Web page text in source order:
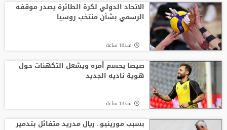
الاتحاد الدولي لكرة الطائرة يصدر موقفه
الرسمي بشأن منتخب روسيا
منذ10 ساعة
صيصا يحسم أمره ويشعل التكهنات حول
هوية ناديه الجديد
منذ13 ساعة
بسبب مورينيو.. ريال مدريد متفائل بتدمير